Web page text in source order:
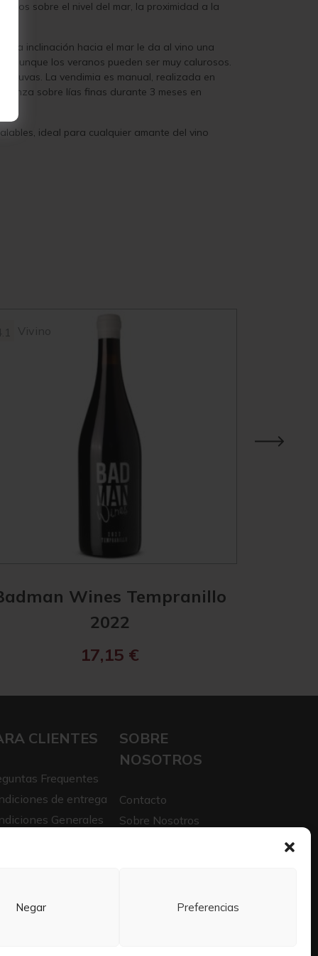
Negar Preferencias
sobre el nivel del mar, la proximidad a la
La inclinación hacia el mar le da al vino una
aunque los veranos pueden ser muy calurosos.
uvas. La vendimia es manual, realizada en
sobre lías finas durante 3 meses en
ideal para cualquier amante del vino
Vivino
Wines Tempranillo
2022
17,15 €
CLIENTES
Frequentes
de entrega
Generales
SOBRE
NOSOTROS
Contacto
Sobre Nosotros